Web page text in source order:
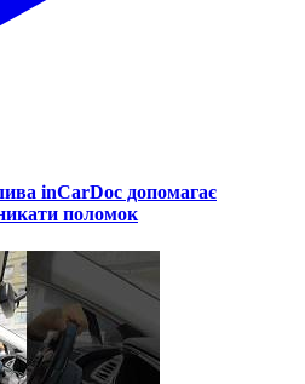
inCarDoc допомагає
поломок